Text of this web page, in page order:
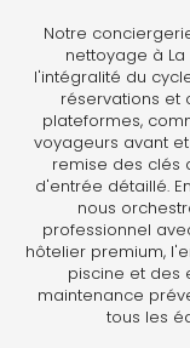
Notre
nettoyage à
l'intégralité du
réservations et
plateformes,
voyageurs avant
remise des clés
d'entrée détaillé.
nous
professionnel
hôtelier premium,
piscine et des
maintenance
tous les